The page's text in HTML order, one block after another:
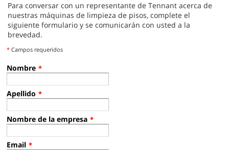
Para conversar con un representante de Tennant acerca de
nuestras máquinas de limpieza de pisos, complete el
siguiente formulario y se comunicarán con usted a la
brevedad.
* Campos requeridos
Nombre *
Apellido *
Nombre de la empresa *
Email *